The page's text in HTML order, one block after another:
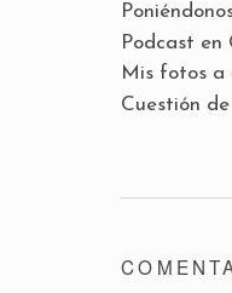
Podcast en
Mis fotos a
Cuestión